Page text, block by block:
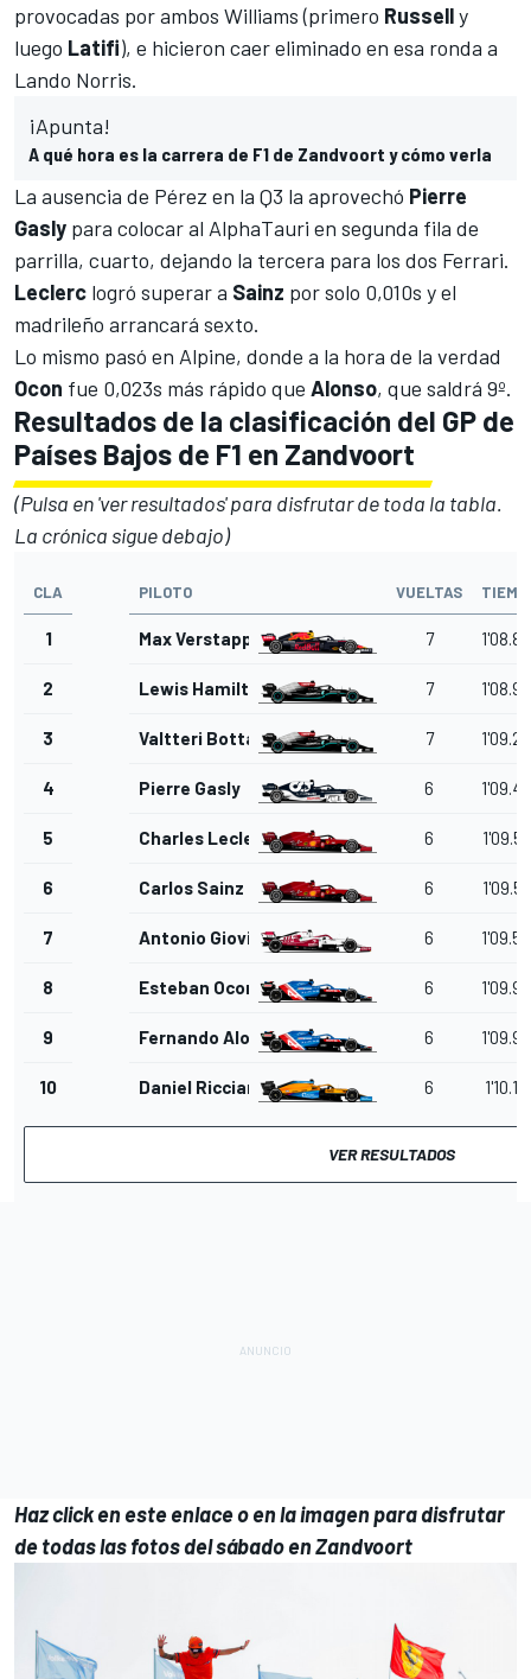
provocadas por ambos Williams(primero Russelly
luego Latifi), e hicieron caer eliminado en esa ronda a
Lando Norris.
¡Apunta!
A qué hora es la carrera de F1 de Zandvoort y cómo verla
La ausencia de Pérez en la Q3 la aprovechó Pierre
Gasly para colocar al AlphaTauri en segunda fila de
parrilla, cuarto, dejando la tercera para los dos Ferrari.
Leclerc logró superar a Sainz por solo 0,010s y el
madrileño arrancará sexto.
Lo mismo pasó en Alpine, donde a la hora de la verdad
Ocon fue 0,023s más rápido que Alonso, que saldrá 9º.
Resultados de la clasificación del GP de
Países Bajos de F1 en Zandvoort
(Pulsa en 'ver resultados' para disfrutar de toda la tabla.
La crónica sigue debajo)
CLA PILOTO VUELTAS
1 Max Verstappen 7
2 Lewis Hamilton 7
3 Valtteri Bottas 7
4 Pierre Gasly 6
5 Charles Leclerc 6
6 Carlos Sainz Jr. 6
7 Antonio Giovinazzi 6
8 Esteban Ocon 6
9 Fernando Alonso 6
10 Daniel Ricciardo 6
VER RESULTADOS
Haz click en este enlace o en la imagen para disfrutar
de todas las fotos del sábado en Zandvoort